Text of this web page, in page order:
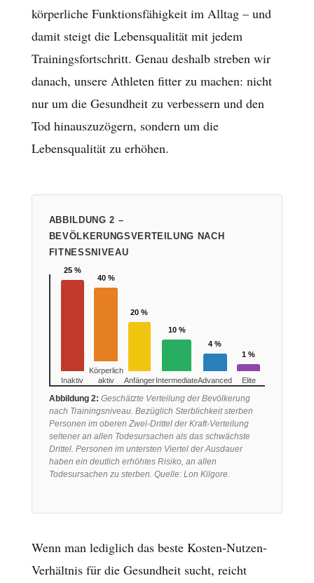
körperliche Funktionsfähigkeit im Alltag – und
damit steigt die Lebensqualität mit jedem
Trainingsfortschritt. Genau deshalb streben wir
danach, unsere Athleten fitter zu machen: nicht
nur um die Gesundheit zu verbessern und den
Tod hinauszuzögern, sondern um die
Lebensqualität zu erhöhen.
ABBILDUNG 2 –
BEVÖLKERUNGSVERTEILUNG NACH
FITNESSNIVEAU
25 %
Inaktiv
40 %
Körperlich
aktiv
20 %
Anfänger
10 %
Intermediate
4 %
Advanced
1 %
Elite
Abbildung 2: Geschätzte Verteilung der Bevölkerung
nach Trainingsniveau. Bezüglich Sterblichkeit sterben
Personen im oberen Zwei-Drittel der Kraft-Verteilung
seltener an allen Todesursachen als das schwächste
Drittel. Personen im untersten Viertel der Ausdauer
haben ein deutlich erhöhtes Risiko, an allen
Todesursachen zu sterben. Quelle: Lon Kilgore.
Wenn man lediglich das beste Kosten-Nutzen-
Verhältnis für die Gesundheit sucht, reicht